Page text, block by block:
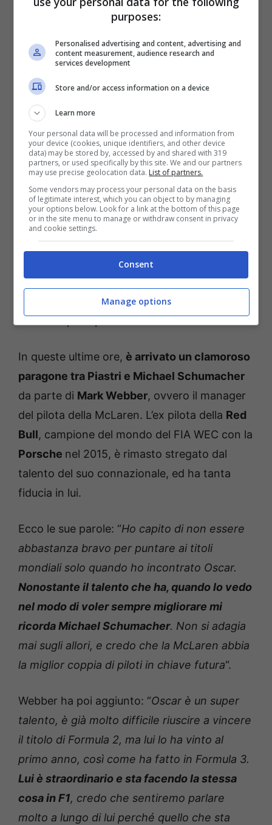
Oscar Piastri in azione a Suzuka (ANSA) – Fuoristrada.it
Piastri si è portato a casa un sensazionale
terzo posto a Suzuka, che equivale al primo
podio in carriera.Questo risultato gli era
sfuggito a Silverstone in estate, quando la
sfortunata Safety Car entrata nel finale lo
costretto a cedere il passo
Hamilton. Tuttavia, in Giappone il podio non è
mai stato messo in dubbio, ed è arrivato su
In queste ultime ore, è arrivato un clamoroso
paragone tra Piastri e Michael Schumacher
da parte di Mark Webber, ovvero il manager
del pilota della McLaren. L’ex pilota della Red
Bull, campione del mondo del FIA WEC con la
Porsche nel 2015, è rimasto stregato dal
talento del suo connazionale, ed ha tanta
fiducia in lui.
Ecco le sue parole: “Ho capito di non essere
abbastanza bravo per puntare ai titoli
mondiali solo quando ho incontrato Oscar.
Nonostante il talento che ha, quando lo vedo
nel modo di voler sempre migliorare mi
ricorda Michael Schumacher. Non si adagia
mai sugli allori, e credo che la McLaren abbia
la miglior coppia di piloti in chiave futura“.
Webber ha poi aggiunto: “Oscar è un super
talento, è già molto difficile riuscire a vincere
il titolo di Formula 2, ma lui lo ha vinto al
primo anno, così come ha fatto in Formula 3.
Lui è straordinario e sta facendo la stessa
cosa in F1, credo che sentiremo parlare
molto a lungo di lui perché quello che sta
purposes:
Personalised advertising and content, advertising and
content measurement, audience research and
services development
Store and/or access information on a device
Learn more
Your personal data will be processed and information from
your device (cookies, unique identifiers, and other device
data) may be stored by, accessed by and shared with 319
partners, or used specifically by this site. We and our partners
may use precise geolocation data. List of partners.
Some vendors may process your personal data on the basis
of legitimate interest, which you can object to by managing
your options below. Look for a link at the bottom of this page
or in the site menu to manage or withdraw consent in privacy
and cookie settings.
Consent
Manage options